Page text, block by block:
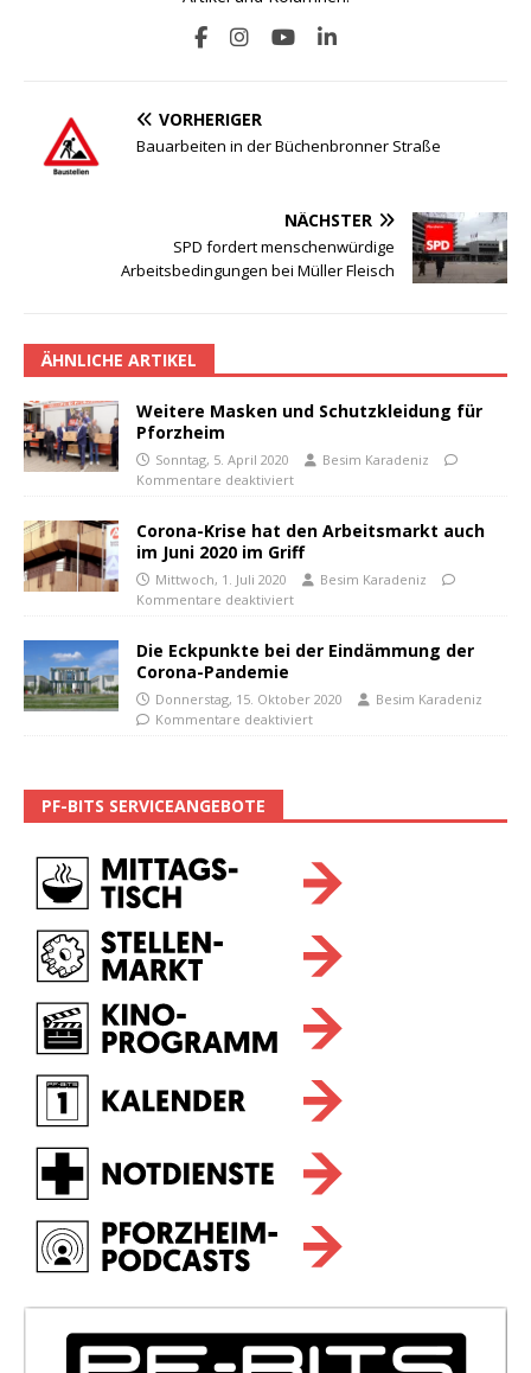
VORHERIGER
Bauarbeiten in der Büchenbronner Straße
NÄCHSTER
SPD fordert menschenwürdige
Arbeitsbedingungen bei Müller Fleisch
ÄHNLICHE ARTIKEL
Weitere Masken und Schutzkleidung für
Pforzheim
Sonntag, 5. April 2020
Besim Karadeniz
Kommentare deaktiviert
Corona-Krise hat den Arbeitsmarkt auch
im Juni 2020 im Griff
Mittwoch, 1. Juli 2020
Besim Karadeniz
Kommentare deaktiviert
Die Eckpunkte bei der Eindämmung der
Corona-Pandemie
Donnerstag, 15. Oktober 2020
Besim Karadeniz
Kommentare deaktiviert
PF-BITS SERVICEANGEBOTE